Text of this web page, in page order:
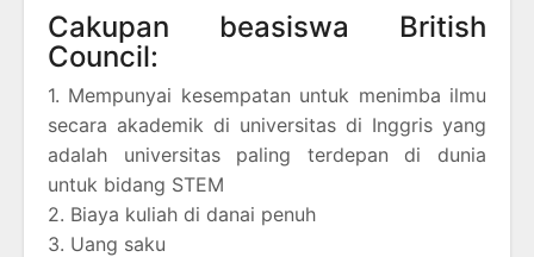
Cakupan beasiswa British
Council:
1. Mempunyai kesempatan untuk menimba ilmu
secara akademik di universitas di Inggris yang
adalah universitas paling terdepan di dunia
untuk bidang STEM
2. Biaya kuliah di danai penuh
3. Uang saku